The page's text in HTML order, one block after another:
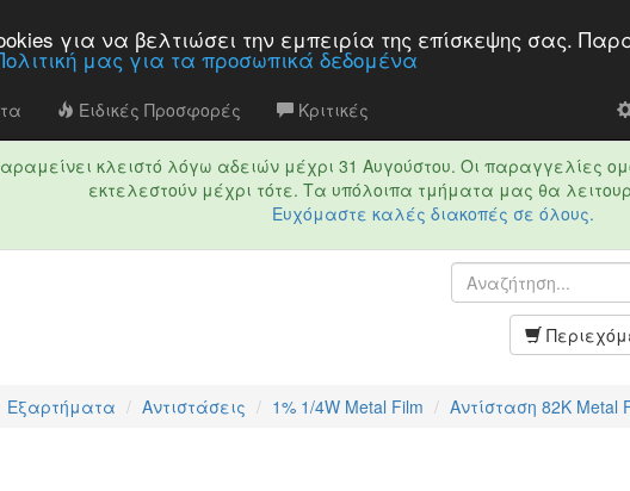
για να βελτιώσει την εμπειρία της επίσκεψης σας.
μας για τα προσωπικά δεδομένα
Ειδικές Προσφορές Κριτικές
κλειστό λόγω αδειών μέχρι 31 Αυγούστου. Οι παραγγελίες
εκτελεστούν μέχρι τότε. Τα υπόλοιπα τμήματα μας θα
Ευχόμαστε καλές διακοπές σε όλους.
Εξαρτήματα Αντιστάσεις 1% 1/4W Metal Film Αντίσταση 82K Metal